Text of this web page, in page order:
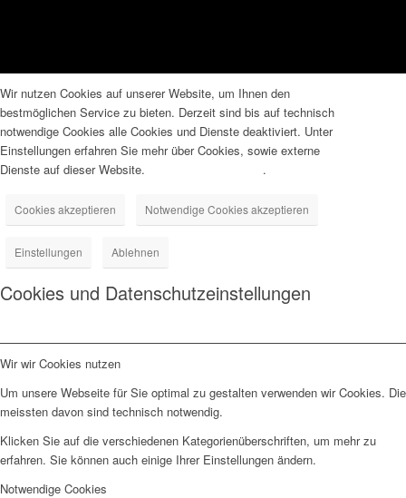
Wir nutzen Cookies auf unserer Website, um Ihnen den
bestmöglichen Service zu bieten. Derzeit sind bis auf technisch
notwendige Cookies alle Cookies und Dienste deaktiviert. Unter
Einstellungen erfahren Sie mehr über Cookies, sowie externe
Dienste auf dieser Website.
.
Cookies akzeptieren Notwendige Cookies akzeptieren
Einstellungen Ablehnen
Cookies und Datenschutzeinstellungen
Wir wir Cookies nutzen
Um unsere Webseite für Sie optimal zu gestalten verwenden wir Cookies. Die
meissten davon sind technisch notwendig.
Klicken Sie auf die verschiedenen Kategorienüberschriften, um mehr zu
erfahren. Sie können auch einige Ihrer Einstellungen ändern.
Notwendige Cookies